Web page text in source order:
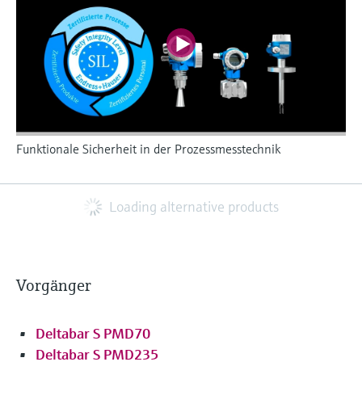
Funktionale Sicherheit in der Prozessmesstechnik
Loading alternative products
Vorgänger
Deltabar S PMD70
Deltabar S PMD235